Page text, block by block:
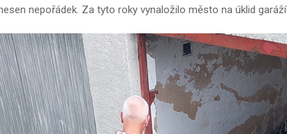
nepořádek. Za tyto roky vynaložilo město na úklid